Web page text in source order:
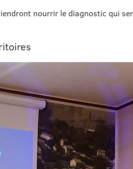
nourrir le diagnostic qui